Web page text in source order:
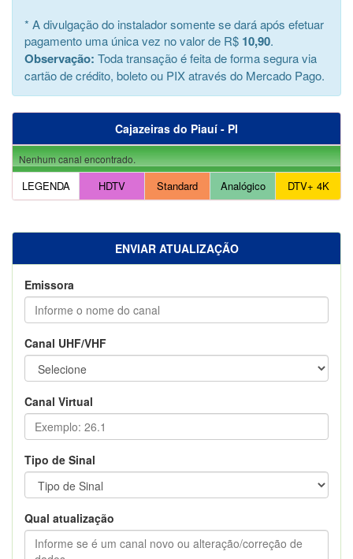
* A divulgação do instalador somente se dará após efetuar
pagamento uma única vez no valor de R$ 10,90.
Observação: Toda transação é feita de forma segura via
cartão de crédito, boleto ou PIX através do Mercado Pago.
Cajazeiras do Piauí - PI
Nenhum canal encontrado.
LEGENDA HDTV Standard Analógico DTV+ 4K
ENVIAR ATUALIZAÇÃO
Emissora
Canal UHF/VHF
Canal Virtual
Tipo de Sinal
Qual atualização